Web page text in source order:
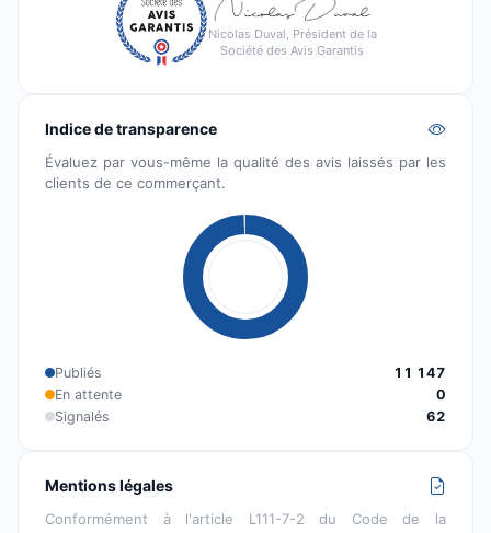
Nicolas Duval, Président de la
Société des Avis Garantis
Indice de transparence
Évaluez par vous-même la qualité des avis laissés par les
clients de ce commerçant.
Publiés
11 147
En attente
0
Signalés
62
Mentions légales
Conformément à l'article L111-7-2 du Code de la